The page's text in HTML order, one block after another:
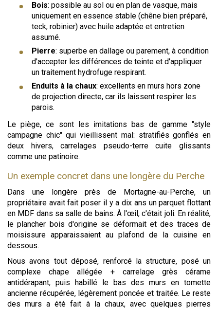
Bois: possible au sol ou en plan de vasque, mais
uniquement en essence stable (chêne bien préparé,
teck, robinier) avec huile adaptée et entretien
assumé.
Pierre: superbe en dallage ou parement, à condition
d'accepter les différences de teinte et d'appliquer
un traitement hydrofuge respirant.
Enduits à la chaux: excellents en murs hors zone
de projection directe, car ils laissent respirer les
parois.
Le piège, ce sont les imitations bas de gamme "style
campagne chic" qui vieillissent mal: stratifiés gonflés en
deux hivers, carrelages pseudo-terre cuite glissants
comme une patinoire.
Un exemple concret dans une longère du Perche
Dans une longère près de Mortagne-au-Perche, un
propriétaire avait fait poser il y a dix ans un parquet flottant
en MDF dans sa salle de bains. À l'œil, c'était joli. En réalité,
le plancher bois d'origine se déformait et des traces de
moisissure apparaissaient au plafond de la cuisine en
dessous.
Nous avons tout déposé, renforcé la structure, posé un
complexe chape allégée + carrelage grès cérame
antidérapant, puis habillé le bas des murs en tomette
ancienne récupérée, légèrement poncée et traitée. Le reste
des murs a été fait à la chaux, avec quelques pierres